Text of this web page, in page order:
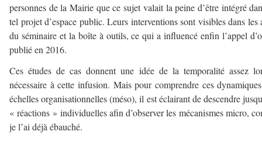
personnes de la Mairie que ce sujet valait la peine d’être intégré
tel projet d’espace public. Leurs interventions sont visibles dans les
du séminaire et la boîte à outils, ce qui a influencé enfin l’appel
publié en 2016.
Ces études de cas donnent une idée de la temporalité assez
nécessaire à cette infusion. Mais pour comprendre ces
échelles organisationnelles (méso), il est éclairant de descendre
« réactions » individuelles afin d’observer les mécanismes micro,
je l’ai déjà ébauché.